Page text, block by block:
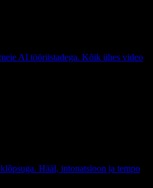
AI tööriistadega. Kõik ühes video
Hääl, intonatsioon ja tempo